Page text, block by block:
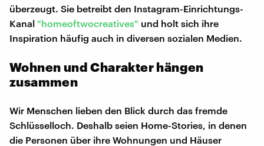
überzeugt. Sie betreibt den Instagram-Einrichtungs-
Kanal "homeoftwocreatives" und holt sich ihre
Inspiration häufig auch in diversen sozialen Medien.
Wohnen und Charakter hängen
zusammen
Wir Menschen lieben den Blick durch das fremde
Schlüsselloch. Deshalb seien Home-Stories, in denen
die Personen über ihre Wohnungen und Häuser